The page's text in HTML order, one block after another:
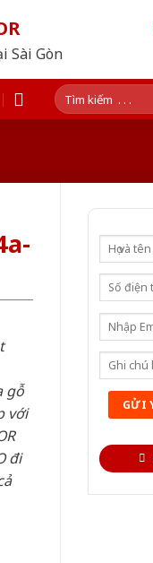
Sài Gòn
Tìm
kiếm:
gỗ
với
đi